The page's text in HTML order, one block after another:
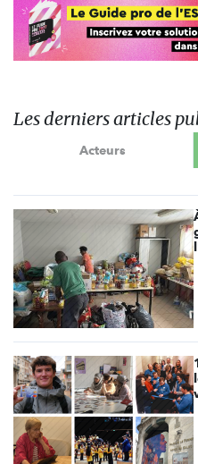
Les derniers articles
Acteurs